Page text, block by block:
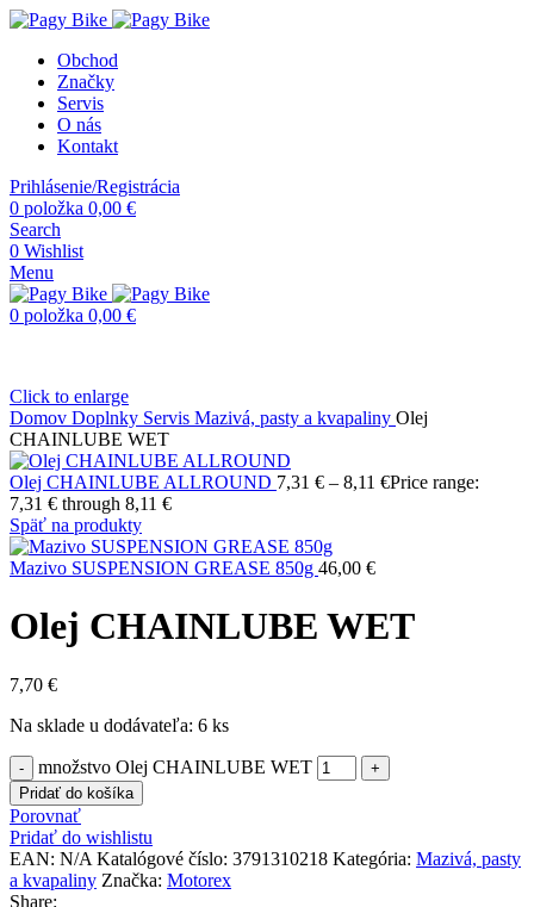
Obchod
Značky
Servis
O nás
Kontakt
Prihlásenie/Registrácia
0 položka 0,00 €
Search
0 Wishlist
Menu
0 položka 0,00 €
Click to enlarge
Domov Doplnky Servis Mazivá, pasty a kvapaliny Olej
CHAINLUBE WET
Olej CHAINLUBE ALLROUND 7,31 € – 8,11 €Price range:
7,31 € through 8,11 €
Späť na produkty
Mazivo SUSPENSION GREASE 850g 46,00 €
Olej CHAINLUBE WET
7,70 €
Na sklade u dodávateľa: 6 ks
množstvo Olej CHAINLUBE WET
Pridať do košíka
Porovnať
Pridať do wishlistu
EAN: N/A Katalógové číslo: 3791310218 Kategória: Mazivá, pasty
a kvapaliny Značka: Motorex
Share: